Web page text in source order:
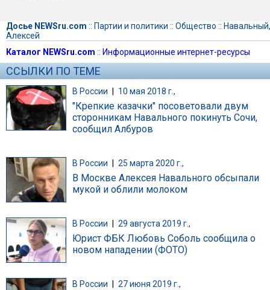
Досье NEWSru.com :: Партии и политики :: Общество :: Навальный,
Алексей
Каталог NEWSru.com :: Информационные интернет-ресурсы
ССЫЛКИ ПО ТЕМЕ
В России | 10 мая 2018 г.,
"Крепкие казачки" посоветовали двум
сторонникам Навального покинуть Сочи,
сообщил Албуров
В России 25 марта 2020 г.,
В Москве Алексея Навального обсыпали
мукой и облили молоком
В России 29 августа 2019 г.,
Юрист ФБК Любовь Соболь сообщила о
новом нападении (ФОТО)
В России 27 июня 2019 г.,